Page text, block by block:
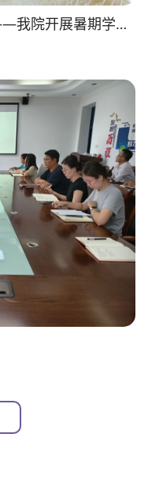
聚力学业规划 家校同心育人——我院开展暑期学生家访慰问活动